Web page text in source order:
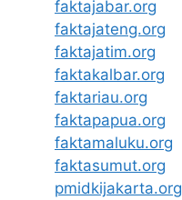
faktajabar.org
faktajateng.org
faktajatim.org
faktakalbar.org
faktariau.org
faktapapua.org
faktamaluku.org
faktasumut.org
pmidkijakarta.org